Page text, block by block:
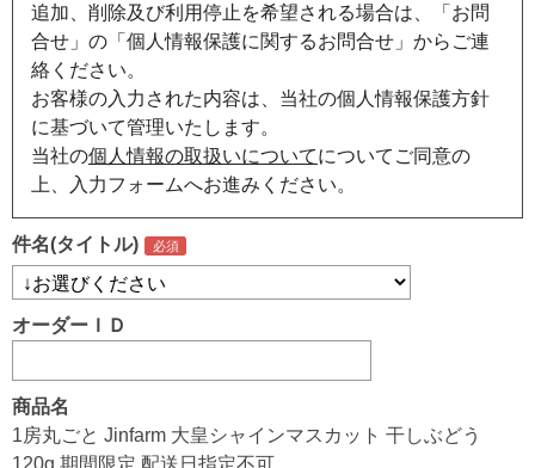
追加、削除及び利用停止を希望される場合は、「お問
合せ」の「個人情報保護に関するお問合せ」からご連
絡ください。
お客様の入力された内容は、当社の個人情報保護方針
に基づいて管理いたします。
当社の個人情報の取扱いについてについてご同意の
上、入力フォームへお進みください。
件名(タイトル)
オーダーＩＤ
商品名
1房丸ごと Jinfarm 大皇シャインマスカット 干しぶどう
120g 期間限定 配送日指定不可